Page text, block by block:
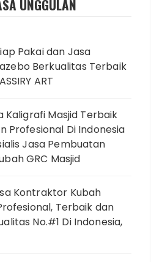
UNGGULAN
Pakai dan Jasa
Berkualitas Terbaik
ART
Kaligrafi Masjid Terbaik
Profesional Di Indonesia
Jasa Pembuatan
GRC Masjid
Kontraktor Kubah
Terbaik dan
No.#1 Di Indonesia,